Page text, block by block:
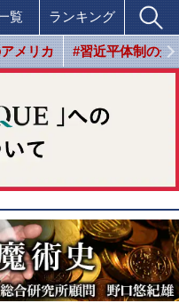
覧 ランキング
メリカ #習近平体制の光